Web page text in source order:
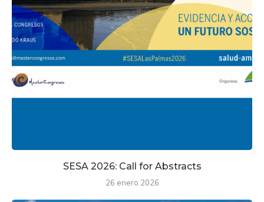
SESA 2026: Call for Abstracts
26 enero 2026